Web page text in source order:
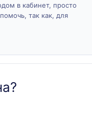
в кабинет, просто
так как, для